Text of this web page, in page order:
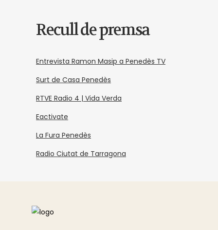
Recull de premsa
Entrevista Ramon Masip a Penedès TV
Surt de Casa Penedès
RTVE Radio 4 | Vida Verda
Eactivate
La Fura Penedès
Radio Ciutat de Tarragona